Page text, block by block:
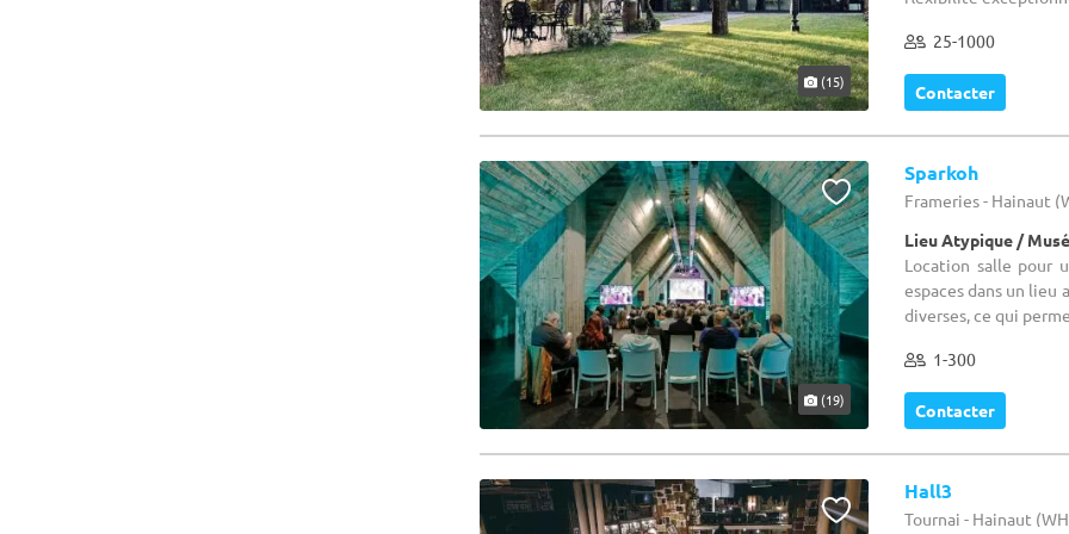
(15)
25-1000
Contacter
(19)
Sparkoh
Frameries - Hainaut
Lieu Atypique /
Location salle pour
espaces dans un lieu
diverses, ce qui
1-300
Contacter
Hall3
Tournai - Hainaut